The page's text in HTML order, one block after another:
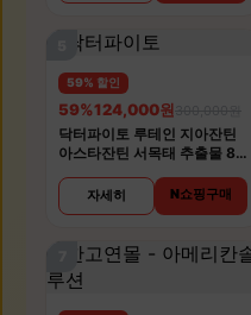
59% 할인
59%124,000원
닥터파이토 루테인 지아잔틴
아스타잔틴 서목태 추출물 8
자세히 N쇼핑구매